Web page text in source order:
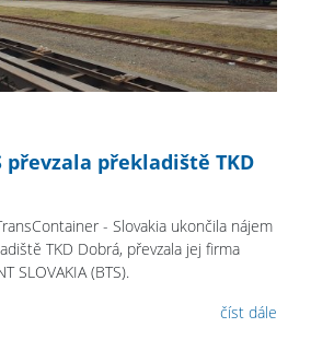
převzala překladiště TKD
- Slovakia ukončila nájem
TKD Dobrá, převzala jej firma
SLOVAKIA (BTS).
číst dále